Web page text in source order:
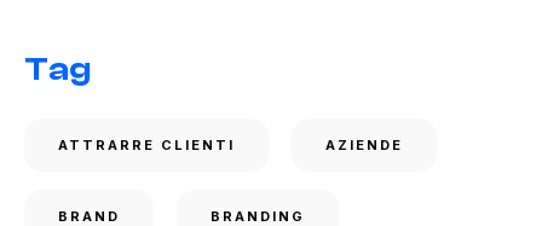
Tag
ATTRARRE CLIENTI AZIENDE
BRAND BRANDING